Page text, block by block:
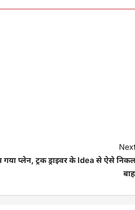
प्लेन, ट्रक ड्राइवर के Idea से ऐसे